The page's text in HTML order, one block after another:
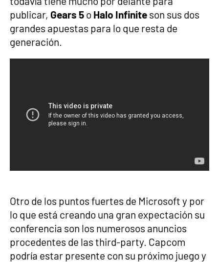
publicar, Gears 5 o Halo Infinite son sus dos
grandes apuestas para lo que resta de
generación.
Otro de los puntos fuertes de Microsoft y por
lo que está creando una gran expectación su
conferencia son los numerosos anuncios
procedentes de las third-party. Capcom
podría estar presente con su próximo juego y